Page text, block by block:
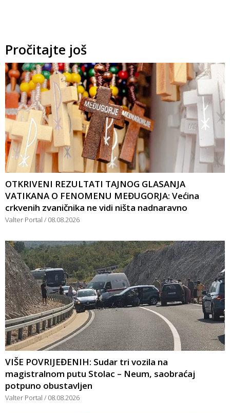
Pročitajte još
OTKRIVENI REZULTATI TAJNOG GLASANJA
VATIKANA O FENOMENU MEĐUGORJA: Većina
crkvenih zvaničnika ne vidi ništa nadnaravno
Valter Portal 08.08.2026
VIŠE POVRIJEĐENIH: Sudar tri vozila na
magistralnom putu Stolac – Neum, saobraćaj
potpuno obustavljen
Valter Portal 08.08.2026